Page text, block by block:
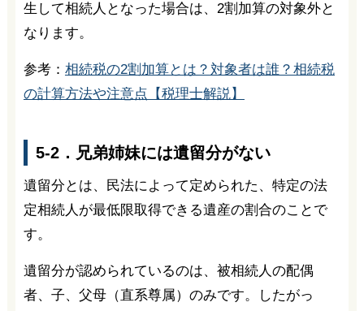
生して相続人となった場合は、2割加算の対象外と
なります。
参考： 相続税の2割加算とは？対象者は誰？相続税
の計算方法や注意点【税理士解説】
5-2．兄弟姉妹には遺留分がない
遺留分とは、民法によって定められた、特定の法
定相続人が最低限取得できる遺産の割合のことで
す。
遺留分が認められているのは、被相続人の配偶
者、子、父母（直系尊属）のみです。したがっ